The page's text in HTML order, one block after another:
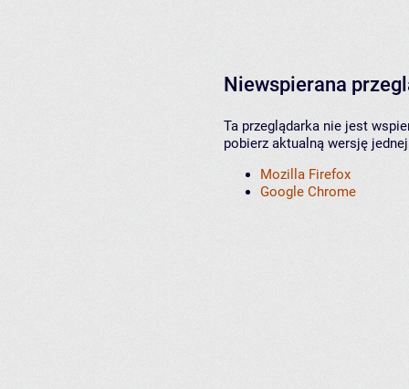
Niewspierana
Ta przeglądarka nie jest
pobierz aktualną wersję
Mozilla Firefox
Google Chrome